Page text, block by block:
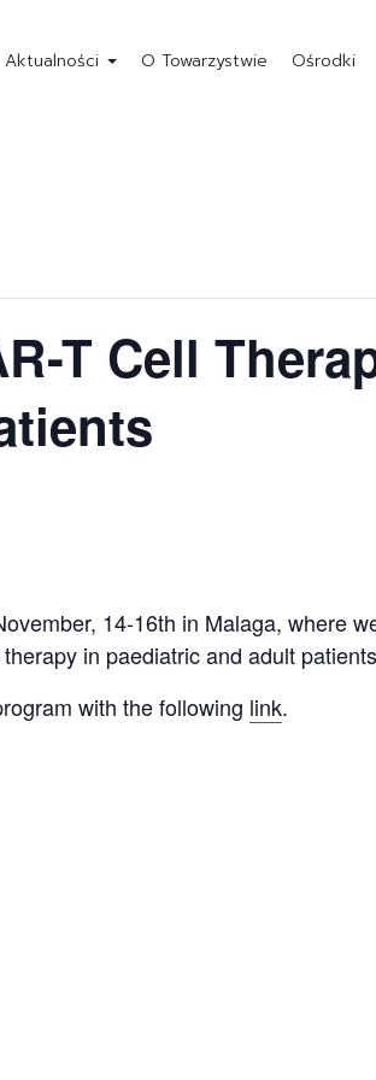
Aktualności O Towarzystwie Ośrodki
T Cell
14-16th in Malaga, where
in paediatric and adult
with the following link.